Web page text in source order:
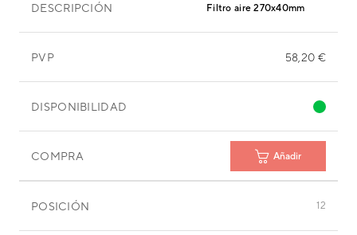
DESCRIPCIÓN Filtro aire 270x40mm
PVP 58,20 €
DISPONIBILIDAD
COMPRA Añadir
POSICIÓN 12